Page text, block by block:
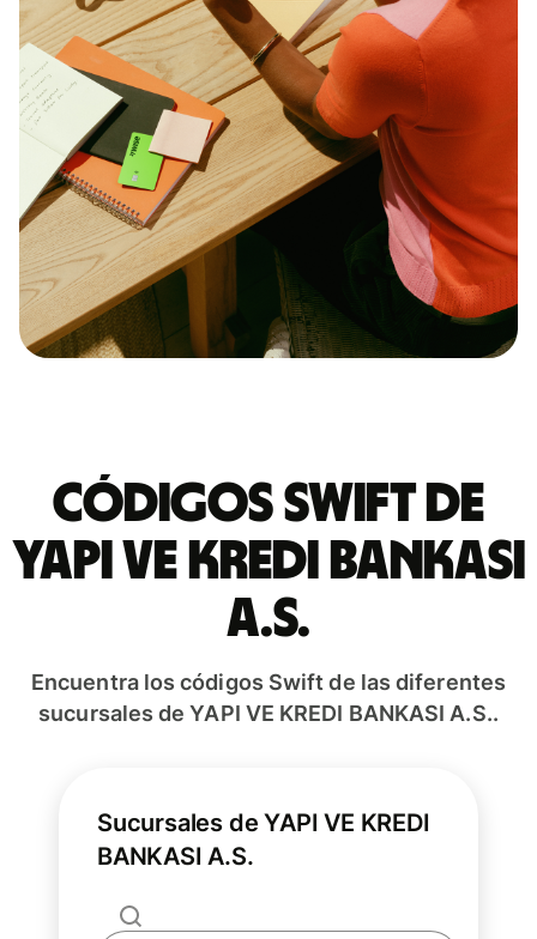
Códigos Swift de
YAPI VE KREDI BANKASI
A.S.
Encuentra los códigos Swift de las diferentes
sucursales de YAPI VE KREDI BANKASI A.S..
Sucursales de YAPI VE KREDI
BANKASI A.S.